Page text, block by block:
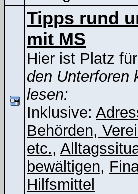
Tipps rund
mit MS
Hier ist Platz
den Unterforen
lesen:
Inklusive:
Behörden,
etc.,
bewältigen,
Hilfsmittel